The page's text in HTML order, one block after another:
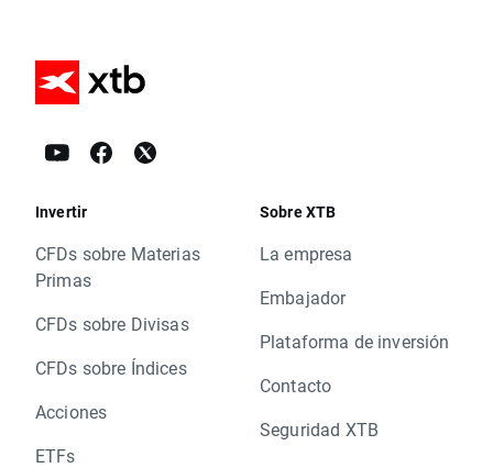
Invertir
CFDs sobre Materias
Primas
CFDs sobre Divisas
CFDs sobre Índices
Acciones
ETFs
Sobre XTB
La empresa
Embajador
Plataforma de inversión
Contacto
Seguridad XTB